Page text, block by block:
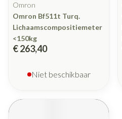
Omron
Omron Bf511t Turq.
Lichaamscompositiemeter
<150kg
€ 263,40
Niet beschikbaar